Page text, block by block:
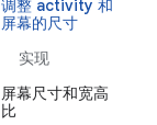
调整 activity 和
屏幕的尺寸
实现
屏幕尺寸和宽高
比